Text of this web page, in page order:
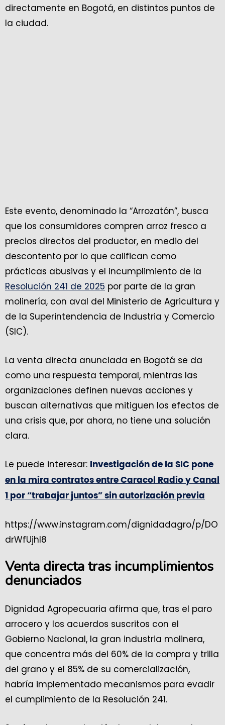
directamente en Bogotá, en distintos puntos de
la ciudad.
Este evento, denominado la “Arrozatón”, busca
que los consumidores compren arroz fresco a
precios directos del productor, en medio del
descontento por lo que califican como
prácticas abusivas y el incumplimiento de la
Resolución 241 de 2025 por parte de la gran
molinería, con aval del Ministerio de Agricultura y
de la Superintendencia de Industria y Comercio
(SIC).
La venta directa anunciada en Bogotá se da
como una respuesta temporal, mientras las
organizaciones definen nuevas acciones y
buscan alternativas que mitiguen los efectos de
una crisis que, por ahora, no tiene una solución
clara.
Le puede interesar:
Investigación de la SIC pone
en la mira contratos entre Caracol Radio y Canal
1 por “trabajar juntos” sin autorización previa
https://www.instagram.com/dignidadagro/p/DO
drWfUjhl8
Venta directa tras incumplimientos
denunciados
Dignidad Agropecuaria afirma que, tras el paro
arrocero y los acuerdos suscritos con el
Gobierno Nacional, la gran industria molinera,
que concentra más del 60% de la compra y trilla
del grano y el 85% de su comercialización,
habría implementado mecanismos para evadir
el cumplimiento de la Resolución 241.